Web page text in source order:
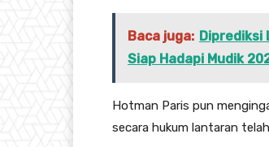
Baca juga: Diprediksi
Siap Hadapi Mudik
Hotman Paris pun
secara hukum lantaran